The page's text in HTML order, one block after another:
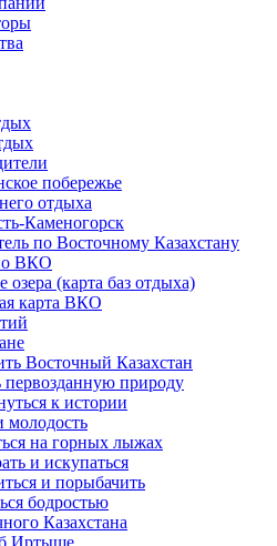
побережье
отдыха
Каменогорск
по Восточному Казахстану
ВКО
озера (карта баз отдыха)
карта ВКО
Восточный Казахстан
первозданную природу
к истории
молодость
на горных лыжах
и искупаться
и порыбачить
бодростью
Казахстана
Иртыше